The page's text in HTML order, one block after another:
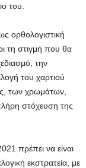
του.
ορθολογιστική
τη στιγμή που θα
την
του χαρτιού
των χρωμάτων,
στόχευση της
πρέπει να είναι
εκστρατεία, με